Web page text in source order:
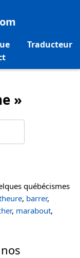
Traducteur
»
québécismes
, barrer,
, marabout,